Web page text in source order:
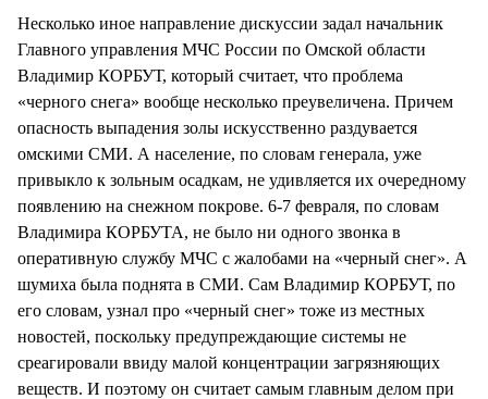
Несколько иное направление дискуссии задал начальник
Главного управления МЧС России по Омской области
Владимир КОРБУТ, который считает, что проблема
«черного снега» вообще несколько преувеличена. Причем
опасность выпадения золы искусственно раздувается
омскими СМИ. А население, по словам генерала, уже
привыкло к зольным осадкам, не удивляется их очередному
появлению на снежном покрове. 6-7 февраля, по словам
Владимира КОРБУТА, не было ни одного звонка в
оперативную службу МЧС с жалобами на «черный снег». А
шумиха была поднята в СМИ. Сам Владимир КОРБУТ, по
его словам, узнал про «черный снег» тоже из местных
новостей, поскольку предупреждающие системы не
среагировали ввиду малой концентрации загрязняющих
веществ. И поэтому он считает самым главным делом при